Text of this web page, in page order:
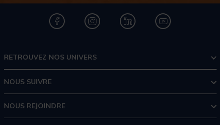
RETROUVEZ NOS UNIVERS
NOUS SUIVRE
NOUS REJOINDRE